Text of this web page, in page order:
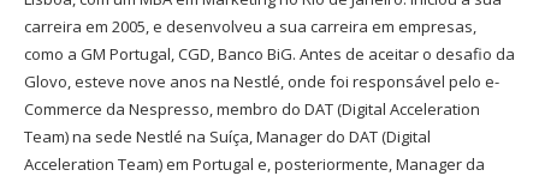
carreira em 2005, e desenvolveu a sua carreira em empresas,
como a GM Portugal, CGD, Banco BiG. Antes de aceitar o desafio da
Glovo, esteve nove anos na Nestlé, onde foi responsável pelo e-
Commerce da Nespresso, membro do DAT (Digital Acceleration
Team) na sede Nestlé na Suíça, Manager do DAT (Digital
Acceleration Team) em Portugal e, posteriormente, Manager da